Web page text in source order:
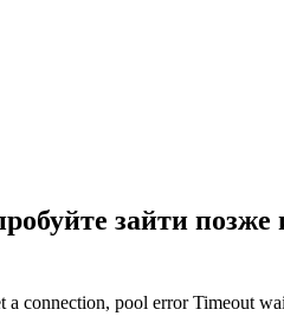
зайти позже
a connection, pool error Timeout